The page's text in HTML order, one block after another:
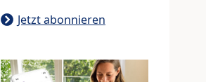
Jetzt abonnieren